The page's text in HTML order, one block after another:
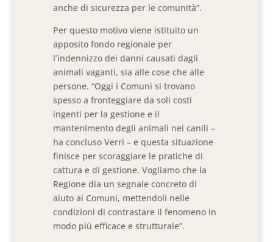
anche di sicurezza per le comunità”.
Per questo motivo viene istituito un
apposito fondo regionale per
l’indennizzo dei danni causati dagli
animali vaganti, sia alle cose che alle
persone. “Oggi i Comuni si trovano
spesso a fronteggiare da soli costi
ingenti per la gestione e il
mantenimento degli animali nei canili –
ha concluso Verri – e questa situazione
finisce per scoraggiare le pratiche di
cattura e di gestione. Vogliamo che la
Regione dia un segnale concreto di
aiuto ai Comuni, mettendoli nelle
condizioni di contrastare il fenomeno in
modo più efficace e strutturale”.